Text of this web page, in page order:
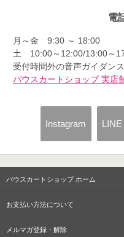
電
月～金 9:30 ～ 18:00
土 10:00～12:00/13:00～
受付時間外の音声ガイダン
パウスカートショップ 実店
Instagram LINE
パウスカートショップ ホーム
お支払い方法について
メルマガ登録・解除